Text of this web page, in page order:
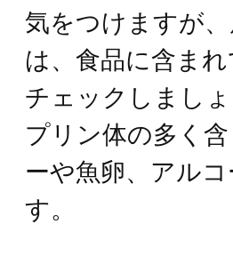
気をつけますが
は、食品に含ま
チェックしましょ
プリン体の多く
ーや魚卵、アル
す。